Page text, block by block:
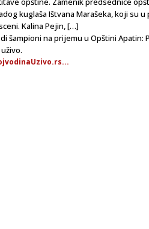
kuglaša Ištvana Marašeka, koji su
Kalina Pejin, […]
šampioni na prijemu u Opštini Apatin: